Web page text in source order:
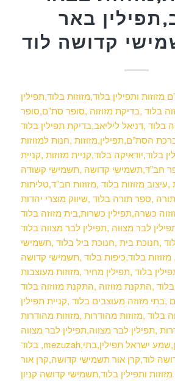
באר
קדושה לוד
ותפילין בלוד,מזוזות בלוד,תפילין
בלוד ,בדיקת מזוזוה ,סופר סת”ם,סופר
בלוד ,דניאל ליליאב,בדיקת תפילין בלוד
הסת”ם,תפילין,מזוזות ,חנות למזוזות
בלוד,יודאיקה בלוד,קניית מזוזות ,קניית
חב”ד,תשמישי קדושה ,תשמישי קשודה
,עיצוב מזוזות בלוד ,מזוזות חב”ד,טליתות
,ספר תורה בלוד ,שיווק מוצרי יהדות
כשרה,תפילין כשרות,בית מזוזהבלוד
לבר מצווה ,תפילין לבר מצווה בלוד
,חנוכת בית ,חנוכת ביל בלוד ,תשמישי
מזוזות בלוד,כיפות בלוד ,תשמישי קדושה
בלוד ,תפילין מחיר ,מזוזות מעוצבות
,התקנת מזוזוה ,התקנת מזוזוה בלוד
,בתי מזוזה מעוצבים בלוד ,קניית תפילין
בלוד ,מזוזות מהודרות ,מזוזות מהודרות
,תפילין לבר מצווה,תפילין לבר מצווה
בלוד ,mezuzah,פרשיות תפילין,שמע ישראל תפילין,בתי
לוד,קרן אור תשמישי קדושה,קרן אור
ותפילין בלוד,תשמישי קדושה קניון